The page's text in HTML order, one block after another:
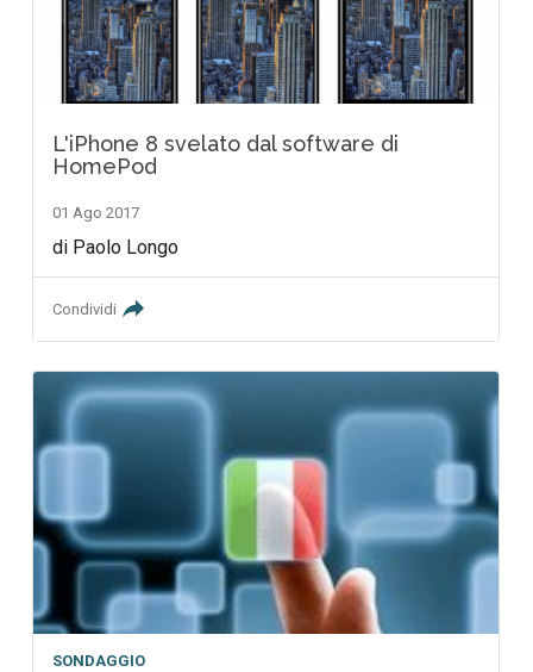
L'iPhone 8 svelato dal software di
HomePod
01 Ago 2017
di Paolo Longo
Condividi
SONDAGGIO